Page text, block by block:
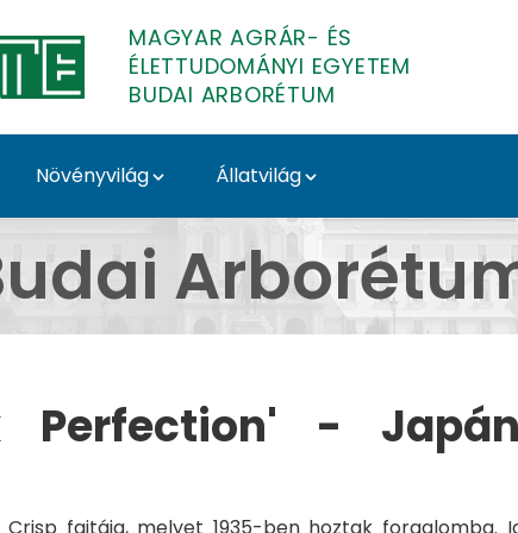
MAGYAR AGRÁR- ÉS
ÉLETTUDOMÁNYI EGYETEM
BUDAI ARBORÉTUM
Növényvilág Állatvilág
- Budai
Perfection' -